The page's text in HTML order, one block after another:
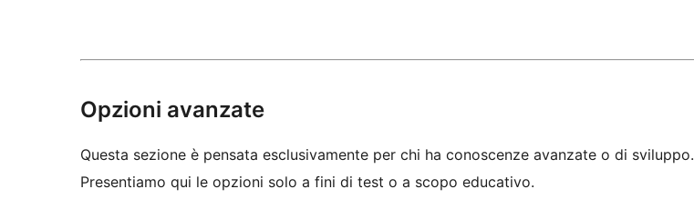
Opzioni avanzate
Questa sezione è pensata esclusivamente per chi ha conoscenze avanzate o di sviluppo.
Presentiamo qui le opzioni solo a fini di test o a scopo educativo.